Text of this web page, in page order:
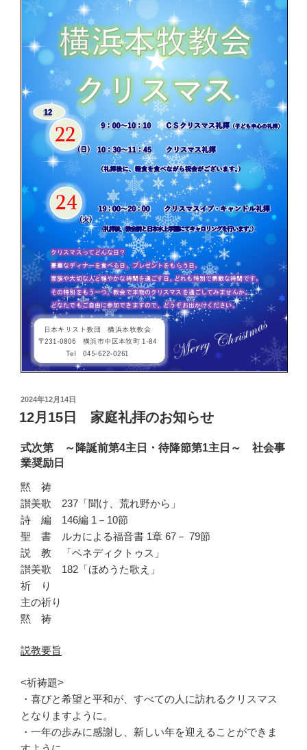
投
稿
日:
2024年12月14日
12月15日 家庭礼拝のお知らせ
式次第 ～ 降誕前第4主日・待降節第1主日～ 社会事
業奨励日
黙 祷
讃美歌 237「聞け、荒れ野から」
詩 編 146編 1－10節
聖 書 ルカによる福音書 1章 67－ 79節
説 教 「ベネディクトゥス」
讃美歌 182「ほめうた歌え」
祈 り
主の祈り
黙 祷
説教要旨
<祈祷題>
・喜びと希望と平和が、すべての人に訪れるクリスマス
となりますように。
・一年の歩みに感謝し、新しい年を迎えることができま